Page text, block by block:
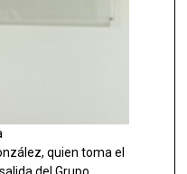
quien toma el